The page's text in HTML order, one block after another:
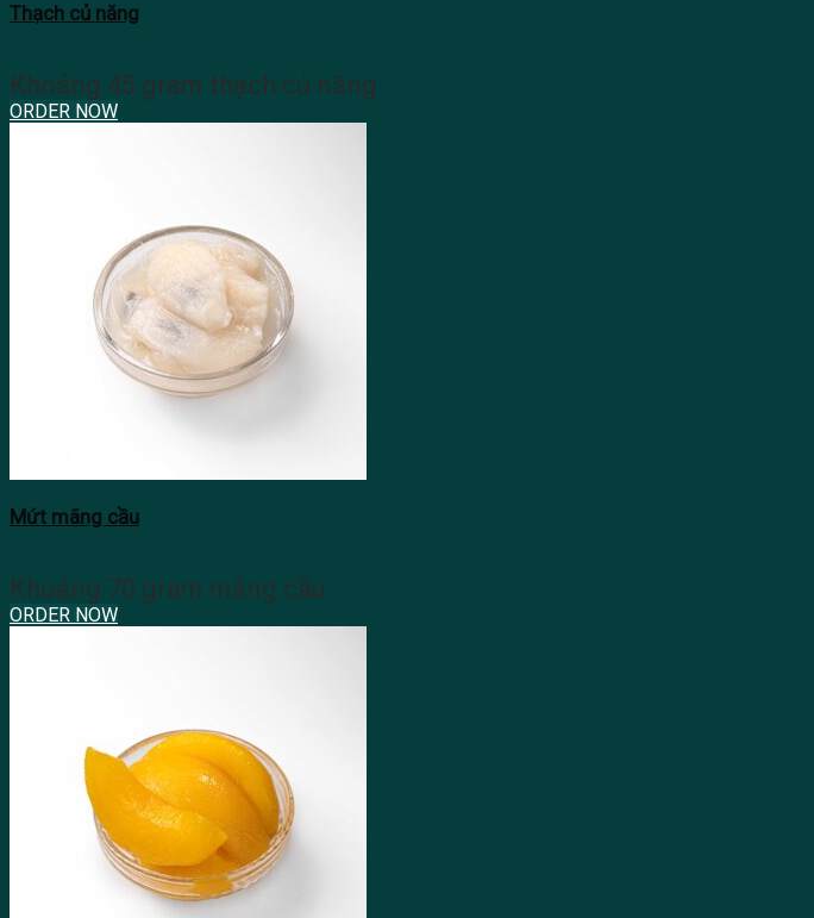
Thạch củ năng
Khoảng 45 gram thạch củ năng
ORDER NOW
Mứt mãng cầu
Khoảng 70 gram mãng cầu
ORDER NOW